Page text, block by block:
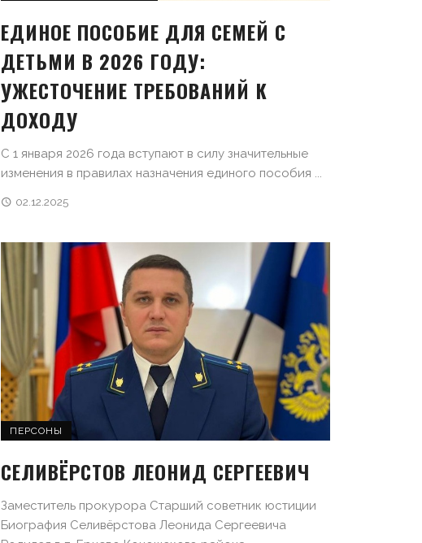
ЕДИНОЕ ПОСОБИЕ ДЛЯ СЕМЕЙ С
ДЕТЬМИ В 2026 ГОДУ:
УЖЕСТОЧЕНИЕ ТРЕБОВАНИЙ К
ДОХОДУ
С 1 января 2026 года вступают в силу значительные
изменения в правилах назначения единого пособия ...
02.12.2025
ПЕРСОНЫ
СЕЛИВЁРСТОВ ЛЕОНИД СЕРГЕЕВИЧ
Заместитель прокурора Старший советник юстиции
Биография Селивёрстова Леонида Сергеевича